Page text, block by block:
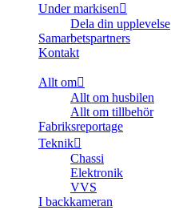
Under markisen
Dela din upplevelse
Samarbetspartners
Kontakt
Allt om
Allt om husbilen
Allt om tillbehör
Fabriksreportage
Teknik
Chassi
Elektronik
VVS
I backkameran